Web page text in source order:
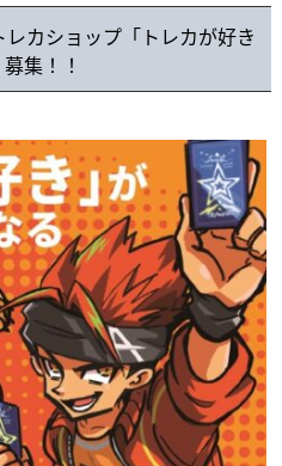
レカショップ「トレカが好き
集！！